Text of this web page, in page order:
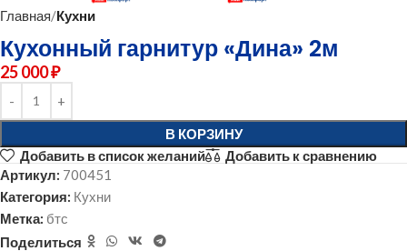
Главная Кухни
Кухонный гарнитур «Дина» 2м
25 000₽
В КОРЗИНУ
Добавить в список желаний
Добавить к сравнению
Артикул: 700451
Категория: Кухни
Метка: бтс
Поделиться